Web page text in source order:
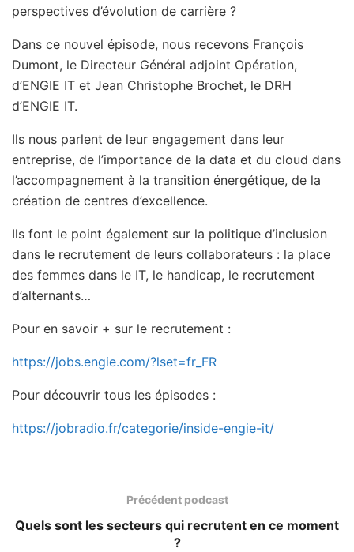
perspectives d’évolution de carrière ?
Dans ce nouvel épisode, nous recevons François
Dumont, le Directeur Général adjoint Opération,
d’ENGIE IT et Jean Christophe Brochet, le DRH
d’ENGIE IT.
Ils nous parlent de leur engagement dans leur
entreprise, de l’importance de la data et du cloud dans
l’accompagnement à la transition énergétique, de la
création de centres d’excellence.
Ils font le point également sur la politique d’inclusion
dans le recrutement de leurs collaborateurs : la place
des femmes dans le IT, le handicap, le recrutement
d’alternants…
Pour en savoir + sur le recrutement :
https://jobs.engie.com/?lset=fr_FR
Pour découvrir tous les épisodes :
https://jobradio.fr/categorie/inside-engie-it/
Précédent podcast
Quels sont les secteurs qui recrutent en ce moment
?